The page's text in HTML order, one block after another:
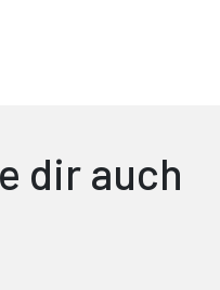
dir auch